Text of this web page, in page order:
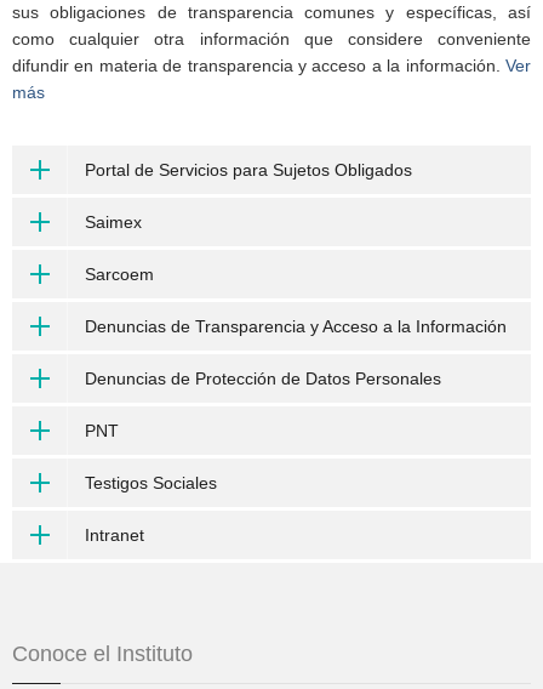
sus obligaciones de transparencia comunes y específicas, así
como cualquier otra información que considere conveniente
difundir en materia de transparencia y acceso a la información. Ver
más
Portal de Servicios para Sujetos Obligados
Saimex
Sarcoem
Denuncias de Transparencia y Acceso a la Información
Denuncias de Protección de Datos Personales
PNT
Testigos Sociales
Intranet
Conoce el Instituto